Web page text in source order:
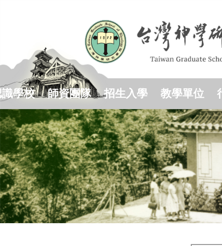
區
學校 師資團隊 招生入學 教學單位